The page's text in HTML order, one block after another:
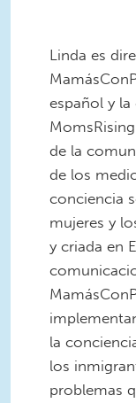
Linda es
español y
de la
de los
conciencia
mujeres y
y criada en
la
los
problemas